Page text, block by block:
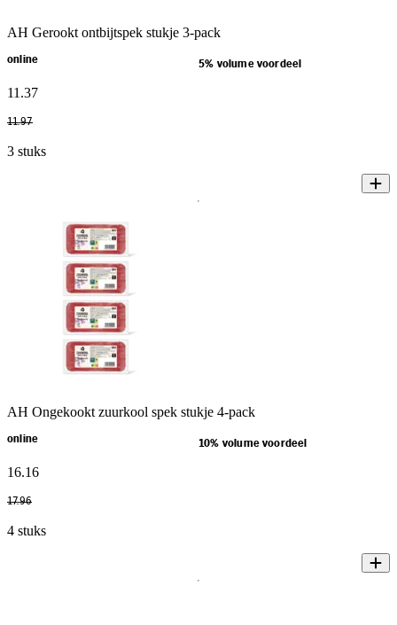
AH Gerookt ontbijtspek stukje 3-pack
online 5% volume voordeel
11 .37
11.97
3 stuks
AH Ongekookt zuurkool spek stukje 4-pack
online 10% volume voordeel
16.16
17.96
4 stuks